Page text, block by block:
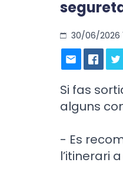
30/06/2026
Si fas
alguns
- Es
l’itinerari